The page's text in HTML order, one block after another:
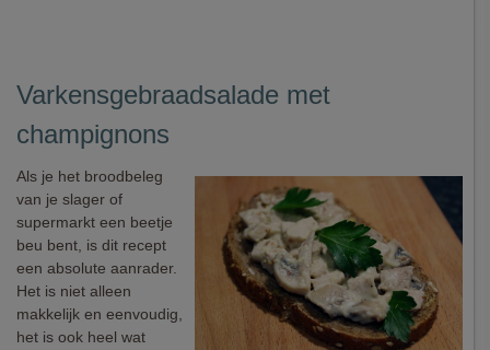
Varkensgebraadsalade met
champignons
Als je het broodbeleg
van je slager of
supermarkt een beetje
beu bent, is dit recept
een absolute aanrader.
Het is niet alleen
makkelijk en eenvoudig,
het is ook heel wat